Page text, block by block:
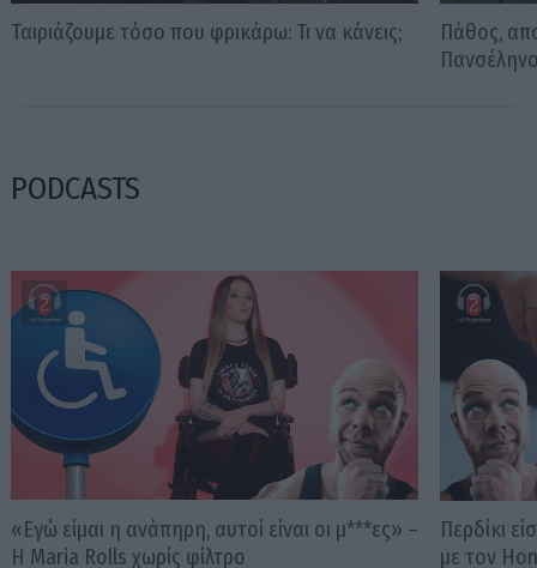
Ταιριάζουμε τόσο που φρικάρω: Τι να κάνεις;
Πάθος,
PODCASTS
«Εγώ είμαι η ανάπηρη, αυτοί είναι οι μ***ες» –
Η Maria Rolls χωρίς φίλτρο
Περδίκι
με τον